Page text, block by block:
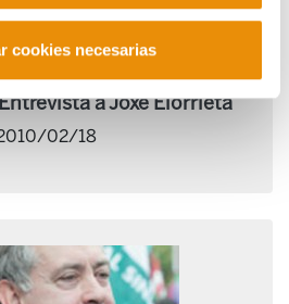
cookies necesarias
a Joxe Elorrieta
02/18